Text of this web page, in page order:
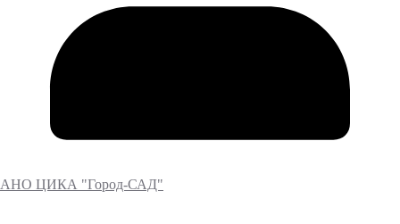
АНО ЦИКА "Город-САД"